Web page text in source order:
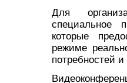
Для
специальное
которые
режиме
потребностей